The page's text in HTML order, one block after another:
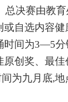
总决赛由教
自选内容健
时间为3—5
原创奖、最
为九月底,